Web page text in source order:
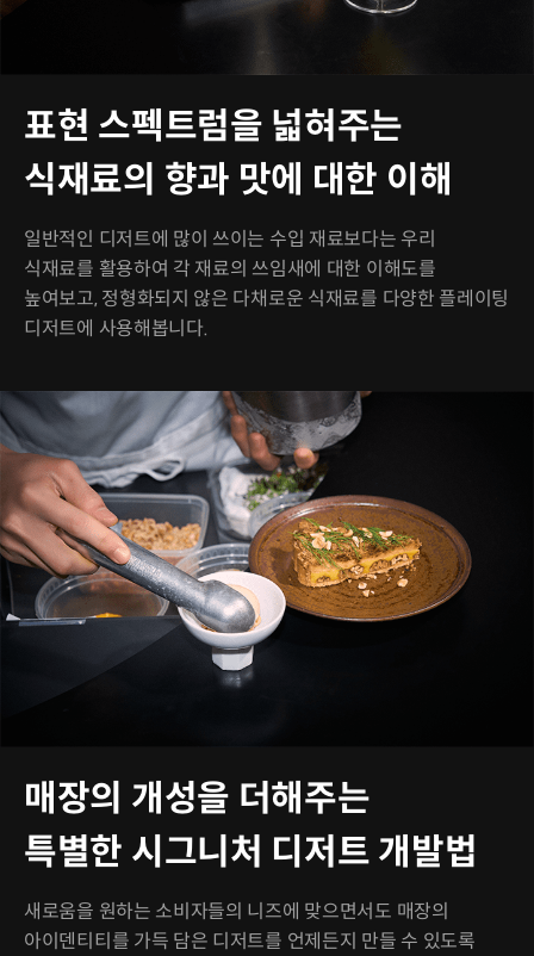
표현 스펙트럼을 넓혀주는
식재료의 향과 맛에 대한 이해
일반적인 디저트에 많이 쓰이는 수입 재료보다는 우리
식재료를 활용하여 각 재료의 쓰임새에 대한 이해도를
높여보고, 정형화되지 않은 다채로운 식재료를 다양한 플레이팅
디저트에 사용해봅니다.
매장의 개성을 더해주는
특별한 시그니처 디저트 개발법
새로움을 원하는 소비자들의 니즈에 맞으면서도 매장의
아이덴티티를 가득 담은 디저트를 언제든지 만들 수 있도록